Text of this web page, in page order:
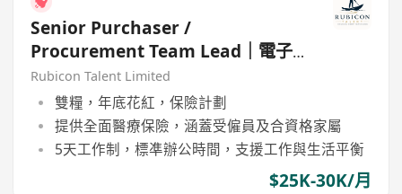
Senior Purchaser /
Procurement Team Lead｜電子
零件 / 工業產品採購
Rubicon Talent Limited
雙糧，年底花紅，保險計劃
提供全面醫療保險，涵蓋受僱員及合資格家屬
5天工作制，標凖辦公時間，支援工作與生活平衡
$25K-30K/月